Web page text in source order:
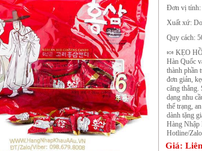
Đơn vị tính:
Xuất xứ:
Quy cách:
🍬 KẸO
Hàn Quốc
thành phần
đơn giản,
căng thẳng.
dạng nhu
thể trạng,
dành tặng
Hàng Nhập
Hotline/
Giá: